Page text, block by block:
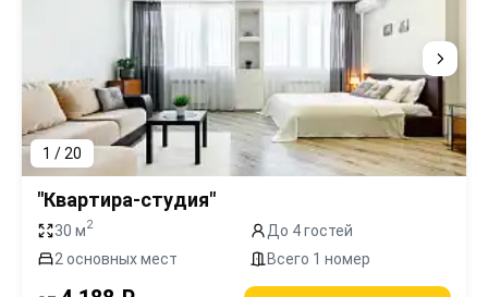
1 / 20
"Квартира-студия"
30 м2
До 4 гостей
2 основных мест
Всего 1 номер